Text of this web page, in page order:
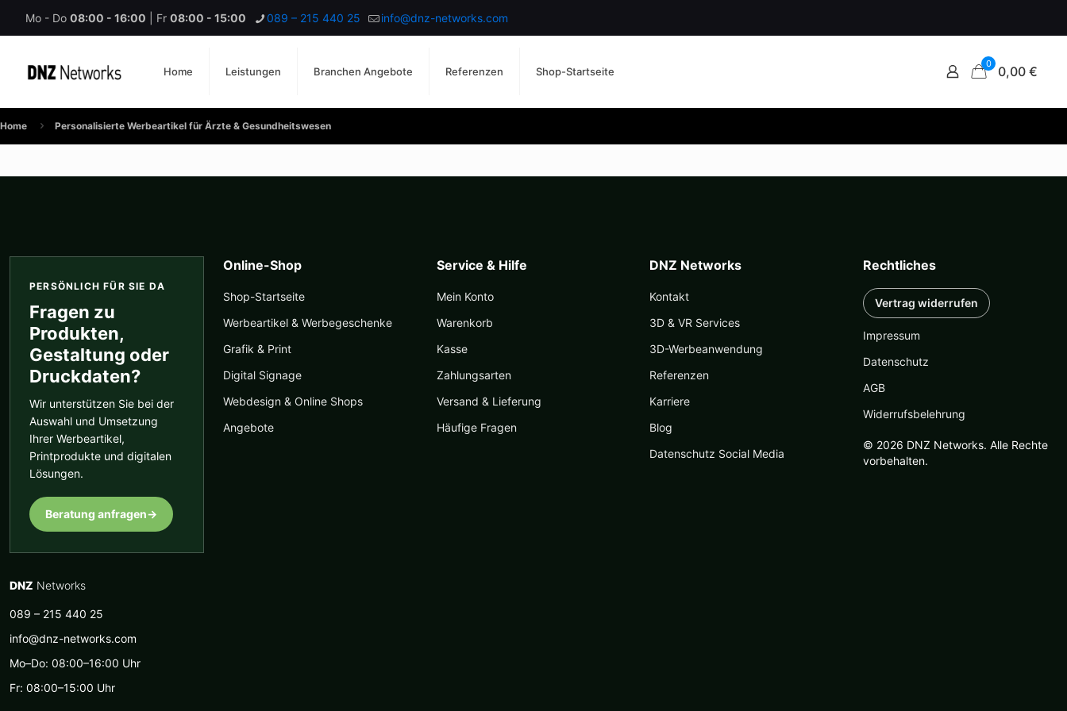
Mo - Do 08:00 - 16:00 | Fr 08:00 - 15:00 089 – 215 440 25 info@dnz-networks.com
Home Leistungen Branchen Angebote Referenzen Shop-Startseite
0 0,00 €
Home Personalisierte Werbeartikel für Ärzte & Gesundheitswesen
PERSÖNLICH FÜR SIE DA
Fragen zu
Produkten,
Gestaltung oder
Druckdaten?
Wir unterstützen Sie bei der
Auswahl und Umsetzung
Ihrer Werbeartikel,
Printprodukte und digitalen
Lösungen.
Beratung anfragen→
DNZ Networks
089 – 215 440 25
info@dnz-networks.com
Mo–Do: 08:00–16:00 Uhr
Fr: 08:00–15:00 Uhr
Online-Shop
Shop-Startseite
Werbeartikel & Werbegeschenke
Grafik & Print
Digital Signage
Webdesign & Online Shops
Angebote
Service & Hilfe
Mein Konto
Warenkorb
Kasse
Zahlungsarten
Versand & Lieferung
Häufige Fragen
DNZ Networks
Kontakt
3D & VR Services
3D-Werbeanwendung
Referenzen
Karriere
Blog
Datenschutz Social Media
Rechtliches
Vertrag widerrufen
Impressum
Datenschutz
AGB
Widerrufsbelehrung
© 2026 DNZ Networks. Alle Rechte
vorbehalten.